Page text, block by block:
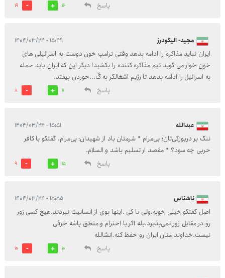
پاسخ
16
19
مجید- الیگودرز ۱۵:۴۹ - ۱۴۰۴/۰۳/۲۴
ایران نباید مذاکره را ادامه بدهد وقتی ترامپ خون دوست به اسرائیلی های
خون خوار می گوید تیم مذاکره کننده را بکشید! دیگر این که ایران باید حمله
به اسرائیل را ادامه بدهد تا رژیم اشغالگر به گُ...حوردن بیفتد.
پاسخ
11
8
عبدالله ۱۵:۵۱ - ۱۴۰۴/۰۳/۲۴
ننگ بر دریوزگی‌تان؛ بی‌مرام * شرمتان باد از شهیدان؛ بی‌مرام. گفتگو با کافر
حربی چه سود؟ * مقصد ار تسلیم باشد و السلام.
پاسخ
15
9
ناشناس ۱۵:۵۵ - ۱۴۰۴/۰۳/۲۴
اصل گفتگو خیلی خوبه.ولی با کی .اینها بوی از انسانیت نبردند.هیچ کسی زور
رو در مقابل زور نمی‌پذیرد.بله اگر با احترام و منطق باشه حرفی
نیست.خداوند منان ایران رو حفظ کنه.انشالله
پاسخ
10
10